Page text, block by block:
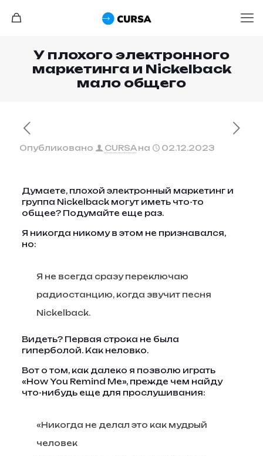
У плохого электронного
маркетинга и Nickelback
мало общего
Опубликовано CURSA на 02.12.2023
Думаете, плохой электронный маркетинг и
группа Nickelback могут иметь что-то
общее? Подумайте еще раз.
Я никогда никому в этом не признавался,
но:
Я не всегда сразу переключаю
радиостанцию, когда звучит песня
Nickelback.
Видеть? Первая строка не была
гиперболой. Как неловко.
Вот о том, как далеко я позволю играть
«How You Remind Me», прежде чем найду
что-нибудь еще для прослушивания:
«Никогда не делал это как мудрый
человек